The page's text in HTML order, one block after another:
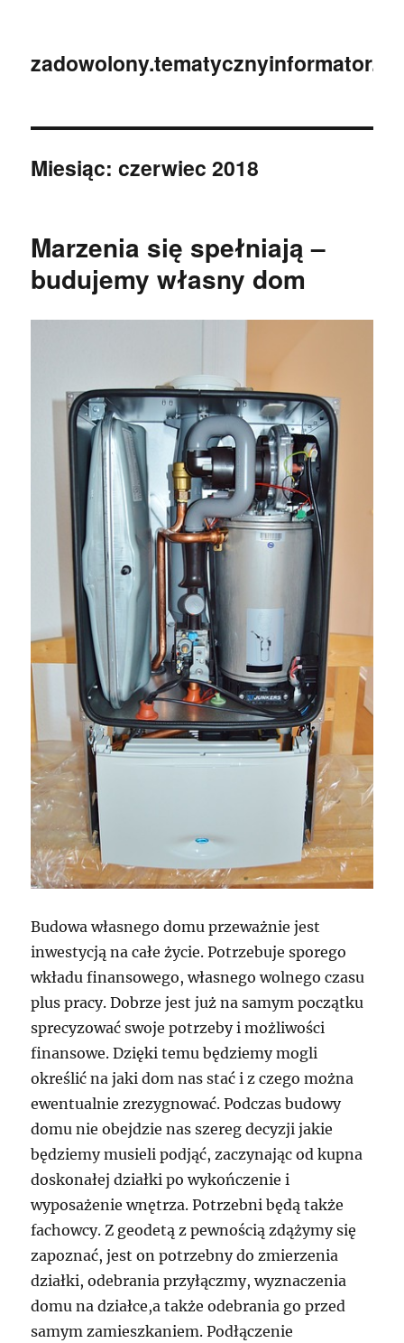
zadowolony.tematycznyinformator.pl
Miesiąc:czerwiec 2018
Marzenia się spełniają –
budujemy własny dom
Budowa własnego domu przeważnie jest
inwestycją na całe życie. Potrzebuje sporego
wkładu finansowego, własnego wolnego czasu
plus pracy. Dobrze jest już na samym początku
sprecyzować swoje potrzeby i możliwości
finansowe. Dzięki temu będziemy mogli
określić na jaki dom nas stać i z czego można
ewentualnie zrezygnować. Podczas budowy
domu nie obejdzie nas szereg decyzji jakie
będziemy musieli podjąć, zaczynając od kupna
doskonałej działki po wykończenie i
wyposażenie wnętrza. Potrzebni będą także
fachowcy. Z geodetą z pewnością zdążymy się
zapoznać, jest on potrzebny do zmierzenia
działki, odebrania przyłączmy, wyznaczenia
domu na działce,a także odebrania go przed
samym zamieszkaniem. Podłączenie